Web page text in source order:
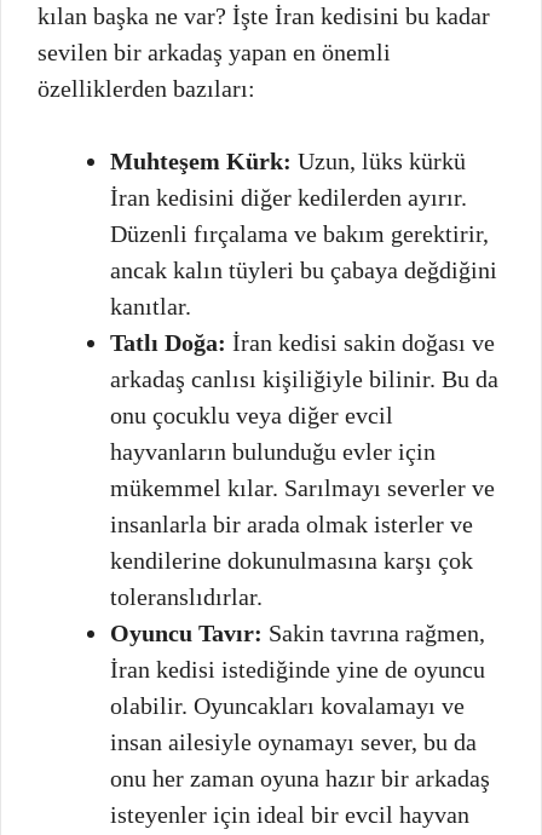
kılan başka ne var? İşte İran kedisini bu kadar
sevilen bir arkadaş yapan en önemli
özelliklerden bazıları:
Muhteşem Kürk: Uzun, lüks kürkü
İran kedisini diğer kedilerden ayırır.
Düzenli fırçalama ve bakım gerektirir,
ancak kalın tüyleri bu çabaya değdiğini
kanıtlar.
Tatlı Doğa: İran kedisi sakin doğası ve
arkadaş canlısı kişiliğiyle bilinir. Bu da
onu çocuklu veya diğer evcil
hayvanların bulunduğu evler için
mükemmel kılar. Sarılmayı severler ve
insanlarla bir arada olmak isterler ve
kendilerine dokunulmasına karşı çok
toleranslıdırlar.
Oyuncu Tavır: Sakin tavrına rağmen,
İran kedisi istediğinde yine de oyuncu
olabilir. Oyuncakları kovalamayı ve
insan ailesiyle oynamayı sever, bu da
onu her zaman oyuna hazır bir arkadaş
isteyenler için ideal bir evcil hayvan